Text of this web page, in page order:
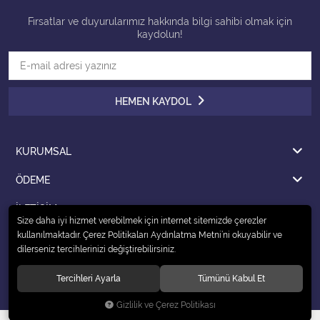
Fırsatlar ve duyurularımız hakkında bilgi sahibi olmak için
kaydolun!
HEMEN KAYDOL
KURUMSAL
ÖDEME
İLETİŞİM
© 2020ŞIMARIK OYUNCAK. Tüm hakları saklıdır.
Size daha iyi hizmet verebilmek için internet sitemizde çerezler
kullanılmaktadır. Çerez Politikaları Aydınlatma Metni’ni okuyabilir ve
dilerseniz tercihlerinizi değiştirebilirsiniz.
Tercihleri Ayarla Tümünü Kabul Et
Gizlilik ve Çerez Politikası